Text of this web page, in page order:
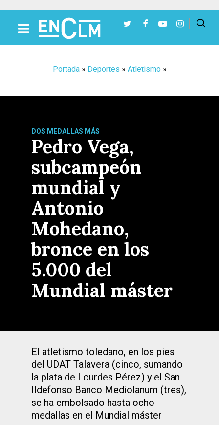
Portada» Deportes » Atletismo »
DOS MEDALLAS MÁS
Pedro Vega,
subcampeón
mundial y
Antonio
Mohedano,
bronce en los
5.000 del
Mundial máster
El atletismo toledano, en los pies
del UDAT Talavera (cinco, sumando
la plata de Lourdes Pérez) y el San
Ildefonso Banco Mediolanum (tres),
se ha embolsado hasta ocho
medallas en el Mundial máster